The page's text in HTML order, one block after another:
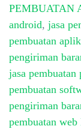
PEMBUATAN
android, jasa
pembuatan
pengiriman
jasa pembuatan
pembuatan
pengiriman
pembuatan web